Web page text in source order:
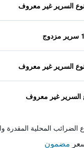
السرير غير معروف
السرير غير معروف
السرير غير معروف
المحلية المقدرة
مضمون